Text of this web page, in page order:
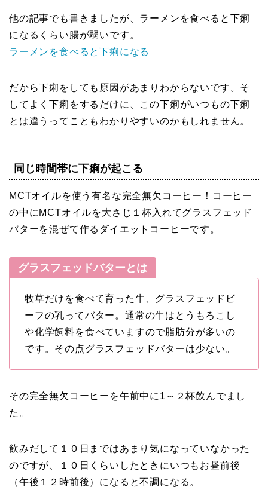
他の記事でも書きましたが、ラーメンを食べると下痢
になるくらい腸が弱いです。
ラーメンを食べると下痢になる
だから下痢をしても原因があまりわからないです。そ
してよく下痢をするだけに、この下痢がいつもの下痢
とは違うってこともわかりやすいのかもしれません。
同じ時間帯に下痢が起こる
MCTオイルを使う有名な完全無欠コーヒー！コーヒー
の中にMCTオイルを大さじ１杯入れてグラスフェッド
バターを混ぜて作るダイエットコーヒーです。
グラスフェッドバターとは
牧草だけを食べて育った牛、グラスフェッドビ
ーフの乳ってバター。通常の牛はとうもろこし
や化学飼料を食べていますので脂肪分が多いの
です。その点グラスフェッドバターは少ない。
その完全無欠コーヒーを午前中に1～２杯飲んでまし
た。
飲みだして１０日まではあまり気になっていなかった
のですが、１０日くらいしたときにいつもお昼前後
（午後１２時前後）になると不調になる。